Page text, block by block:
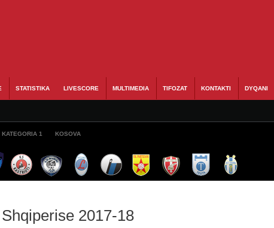
STATISTIKA LIVESCORE MULTIMEDIA TIFOZAT KONTAKTI DYQANI
KATEGORIA 1 KOSOVA
2017-18